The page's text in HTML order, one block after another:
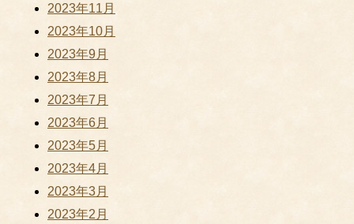
2023年11月
2023年10月
2023年9月
2023年8月
2023年7月
2023年6月
2023年5月
2023年4月
2023年3月
2023年2月